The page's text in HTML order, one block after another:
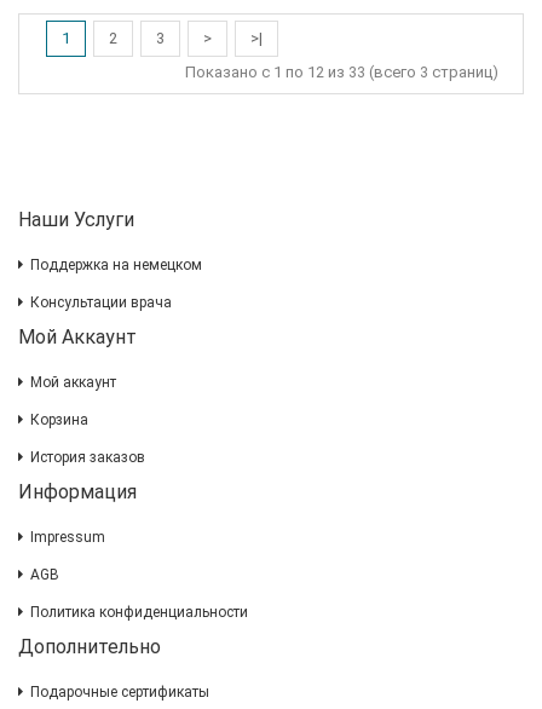
1 2 3 >
>|
Показано с 1 по 12 из 33 (всего 3 страниц)
Наши Услуги
Поддержка на немецком
Консультации врача
Мой Аккаунт
Мой аккаунт
Корзина
История заказов
Информация
Impressum
AGB
Политика конфиденциальности
Дополнительно
Подарочные сертификаты